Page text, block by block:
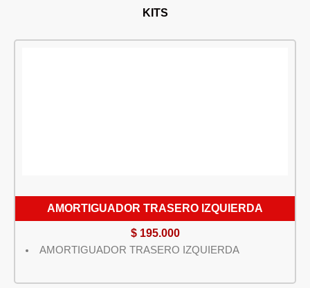
KITS
AMORTIGUADOR TRASERO IZQUIERDA
$195.000
AMORTIGUADOR TRASERO IZQUIERDA